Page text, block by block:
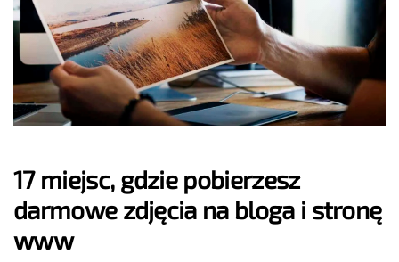
17 miejsc, gdzie pobierzesz
darmowe zdjęcia na bloga i stronę
www